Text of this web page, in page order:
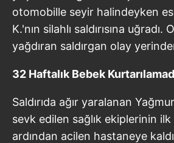
otomobille seyir halindeyken
K.'nın silahlı saldırısına
yağdıran saldırgan olay
32 Haftalık Bebek
Saldırıda ağır yaralanan
sevk edilen sağlık ekiplerinin
ardından acilen hastaneye